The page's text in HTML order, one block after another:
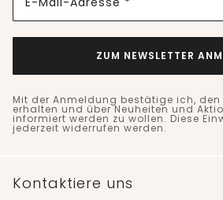
ZUM NEWSLETTER
Mit der Anmeldung bestätige ich, den
erhalten und über Neuheiten und
informiert werden zu wollen. Diese
jederzeit widerrufen werden.
Kontaktiere uns